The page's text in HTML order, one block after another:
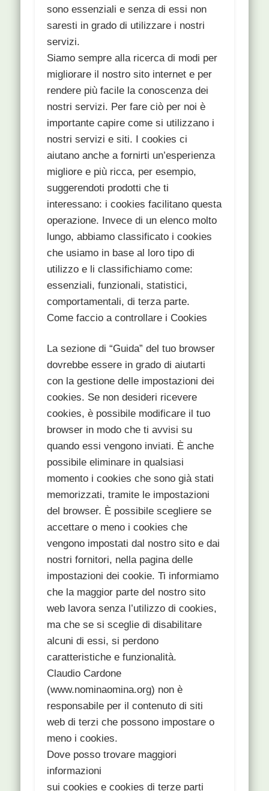
sono essenziali e senza di essi non
saresti in grado di utilizzare i nostri
servizi.
Siamo sempre alla ricerca di modi per
migliorare il nostro sito internet e per
rendere più facile la conoscenza dei
nostri servizi. Per fare ciò per noi è
importante capire come si utilizzano i
nostri servizi e siti. I cookies ci
aiutano anche a fornirti un’esperienza
migliore e più ricca, per esempio,
suggerendoti prodotti che ti
interessano: i cookies facilitano questa
operazione. Invece di un elenco molto
lungo, abbiamo classificato i cookies
che usiamo in base al loro tipo di
utilizzo e li classifichiamo come:
essenziali, funzionali, statistici,
comportamentali, di terza parte.
Come faccio a controllare i Cookies
La sezione di “Guida” del tuo browser
dovrebbe essere in grado di aiutarti
con la gestione delle impostazioni dei
cookies. Se non desideri ricevere
cookies, è possibile modificare il tuo
browser in modo che ti avvisi su
quando essi vengono inviati. È anche
possibile eliminare in qualsiasi
momento i cookies che sono già stati
memorizzati, tramite le impostazioni
del browser. È possibile scegliere se
accettare o meno i cookies che
vengono impostati dal nostro sito e dai
nostri fornitori, nella pagina delle
impostazioni dei cookie. Ti informiamo
che la maggior parte del nostro sito
web lavora senza l’utilizzo di cookies,
ma che se si sceglie di disabilitare
alcuni di essi, si perdono
caratteristiche e funzionalità.
Claudio Cardone
(www.nominaomina.org) non è
responsabile per il contenuto di siti
web di terzi che possono impostare o
meno i cookies.
Dove posso trovare maggiori
informazioni
sui cookies e cookies di terze parti